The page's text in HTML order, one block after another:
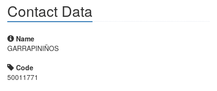
Contact Data
Name
GARRAPINIÑOS
Code
50011771